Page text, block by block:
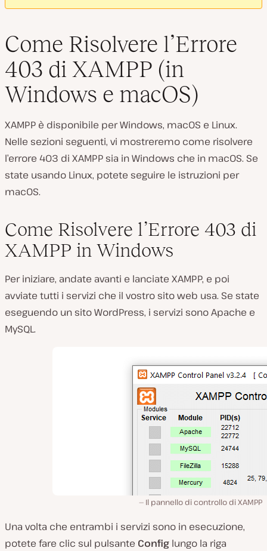
Come Risolvere l’Errore
403 di XAMPP (in
Windows e macOS)
XAMPP è disponibile per Windows, macOS e Linux.
Nelle sezioni seguenti, vi mostreremo come risolvere
l’errore 403 di XAMPP sia in Windows che in macOS. Se
state usando Linux, potete seguire le istruzioni per
macOS.
Come Risolvere l’Errore 403 di
XAMPP in Windows
Per iniziare, andate avanti e lanciate XAMPP, e poi
avviate tutti i servizi che il vostro sito web usa. Se state
eseguendo un sito WordPress, i servizi sono Apache e
MySQL.
Il pannello di controllo di XAMPP
Una volta che entrambi i servizi sono in esecuzione,
potete fare clic sul pulsante Config lungo la riga